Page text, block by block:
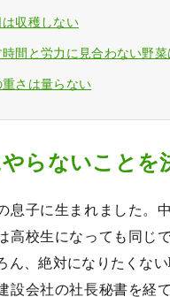
収穫しない
間と労力に見合わない野
さは量らない
らないことを
息子に生まれました。
高校生になっても同じ
ん、絶対になりたくな
設会社の社長秘書を経